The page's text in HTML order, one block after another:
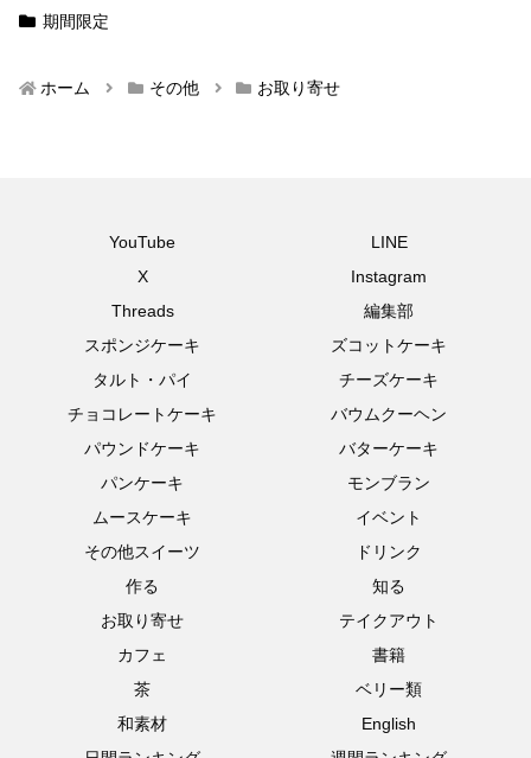
期間限定
ホーム その他 お取り寄せ
YouTube
LINE
X
Instagram
Threads
編集部
スポンジケーキ
ズコットケーキ
タルト・パイ
チーズケーキ
チョコレートケーキ
バウムクーヘン
パウンドケーキ
バターケーキ
パンケーキ
モンブラン
ムースケーキ
イベント
その他スイーツ
ドリンク
作る
知る
お取り寄せ
テイクアウト
カフェ
書籍
茶
ベリー類
和素材
English